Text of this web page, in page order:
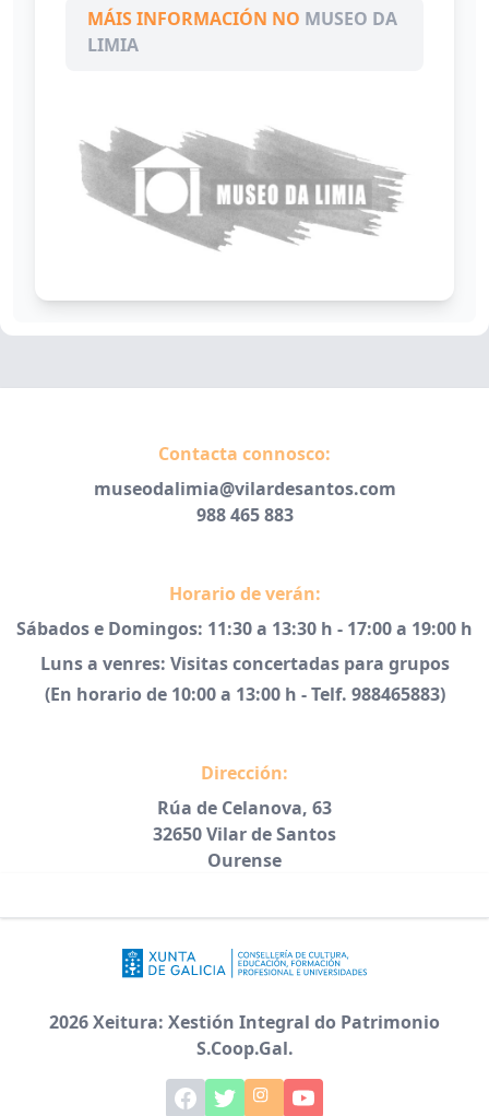
MÁIS INFORMACIÓN NO MUSEO DA
LIMIA
Contacta connosco:
museodalimia@vilardesantos.com
988 465 883
Horario de verán:
Sábados e Domingos: 11:30 a 13:30 h - 17:00 a 19:00 h
Luns a venres: Visitas concertadas para grupos
(En horario de 10:00 a 13:00 h - Telf. 988465883)
Dirección:
Rúa de Celanova, 63
32650 Vilar de Santos
Ourense
2026 Xeitura: Xestión Integral do Patrimonio
S.Coop.Gal.